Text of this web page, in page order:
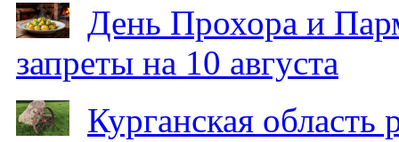
День Прохора и
запреты на 10 августа
Курганская